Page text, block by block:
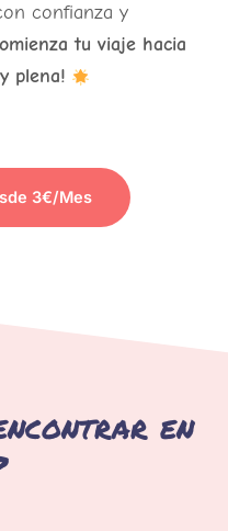
confianza y
tu viaje hacia
plena!
3€/Mes
en